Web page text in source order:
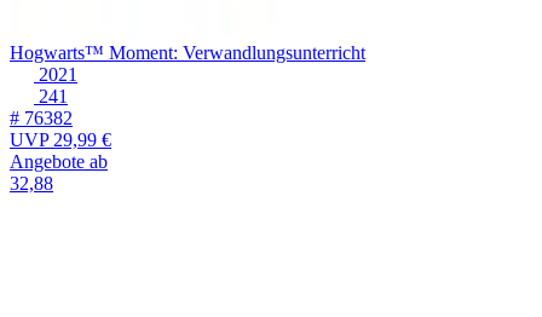
Hogwarts™ Moment: Verwandlungsunterricht
2021
241
# 76382
UVP29,99 €
Angebote ab
32,88